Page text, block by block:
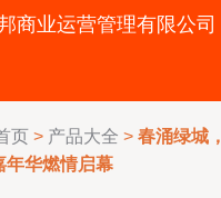
商业运营管理有限公司
页 > 产品大全 > 春涌绿城
年华燃情启幕